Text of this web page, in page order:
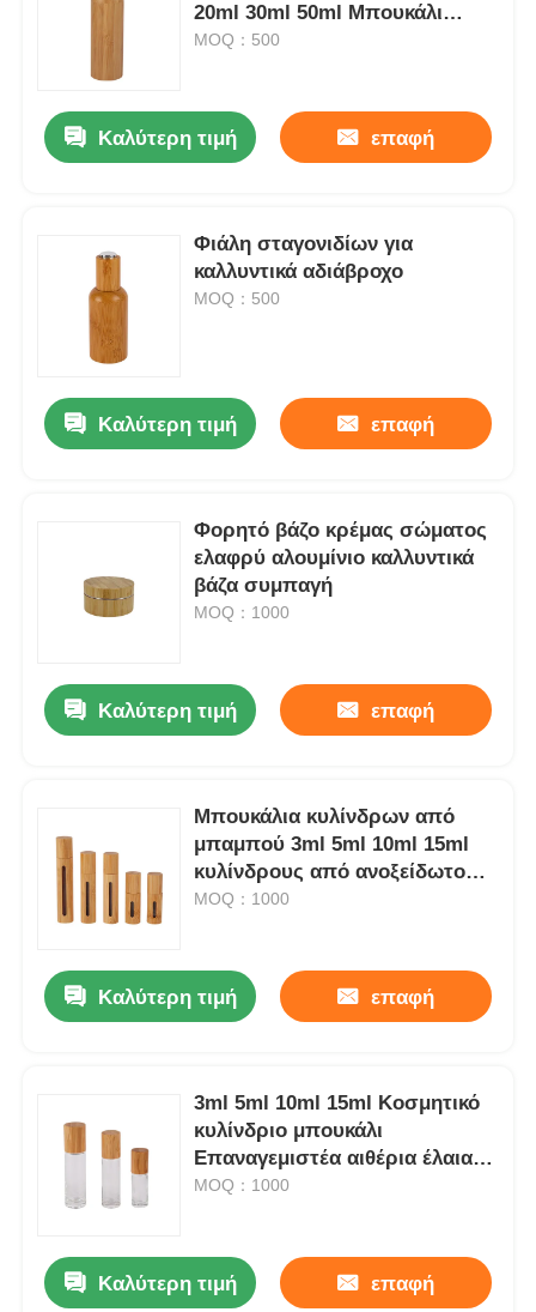
Αρχική Σελίδα
Σχετικά με εμάς
20ml 30ml 50ml Μπουκάλι
Σπρέι Μπαμπού
MOQ：500
Καλύτερη τιμή επαφή
Φιάλη σταγονιδίων για
καλλυντικά αδιάβροχο
MOQ：500
Καλύτερη τιμή επαφή
Φορητό βάζο κρέμας σώματος
ελαφρύ αλουμίνιο καλλυντικά
βάζα συμπαγή
MOQ：1000
Καλύτερη τιμή επαφή
Μπουκάλια κυλίνδρων από
μπαμπού 3ml 5ml 10ml 15ml
κυλίνδρους από ανοξείδωτο
χάλυβα
MOQ：1000
Καλύτερη τιμή επαφή
3ml 5ml 10ml 15ml Κοσμητικό
κυλίνδριο μπουκάλι
Επαναγεμιστέα αιθέρια έλαια
κυλίνδριο μπουκάλι
MOQ：1000
Καλύτερη τιμή επαφή